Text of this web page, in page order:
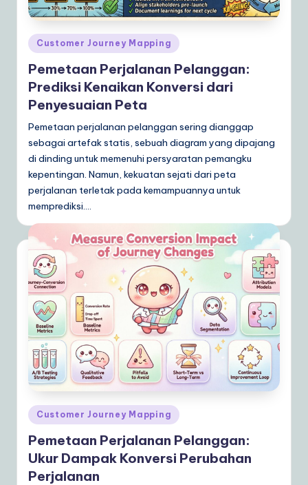
Posted
in
Customer Journey Mapping
Pemetaan Perjalanan Pelanggan:
Prediksi Kenaikan Konversi dari
Penyesuaian Peta
Pemetaan perjalanan pelanggan sering dianggap
sebagai artefak statis, sebuah diagram yang dipajang
di dinding untuk memenuhi persyaratan pemangku
kepentingan. Namun, kekuatan sejati dari peta
perjalanan terletak pada kemampuannya untuk
memprediksi.…
Posted
in
Customer Journey Mapping
Pemetaan Perjalanan Pelanggan:
Ukur Dampak Konversi Perubahan
Perjalanan